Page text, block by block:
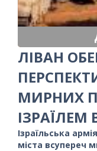
ЛІВАН
МИРНИХ
ІЗРАЇЛЕМ
Ізраїльська
міста всупереч